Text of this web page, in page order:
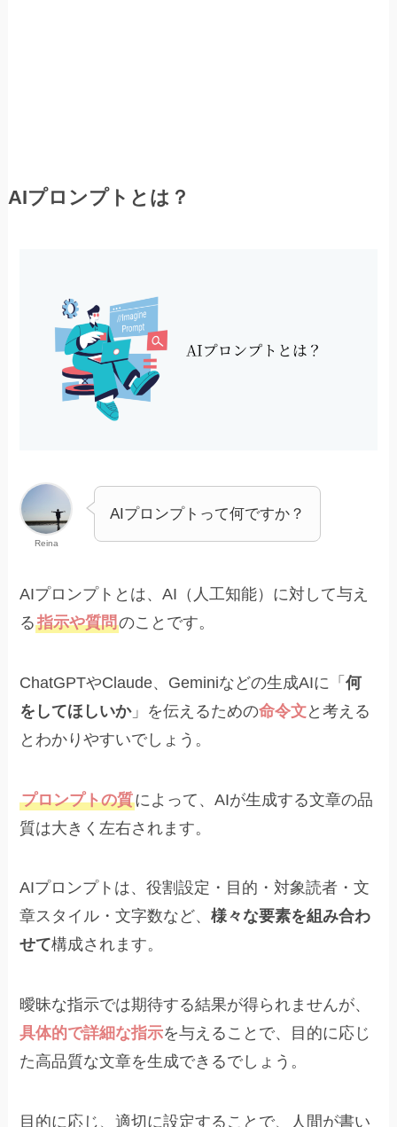
AIプロンプトとは？
Reina
AIプロンプトって何ですか？
AIプロンプトとは、AI（人工知能）に対して与え
る指示や質問のことです。
ChatGPTやClaude、Geminiなどの生成AIに「何
をしてほしいか」を伝えるための命令文と考える
とわかりやすいでしょう。
プロンプトの質によって、AIが生成する文章の品
質は大きく左右されます。
AIプロンプトは、役割設定・目的・対象読者・文
章スタイル・文字数など、様々な要素を組み合わ
せて構成されます。
曖昧な指示では期待する結果が得られませんが、
具体的で詳細な指示を与えることで、目的に応じ
た高品質な文章を生成できるでしょう。
目的に応じ、適切に設定することで、人間が書い